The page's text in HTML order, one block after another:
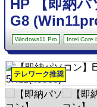
HP 【即納
G8
Windows11 Pro Intel Core
テレワーク推奨